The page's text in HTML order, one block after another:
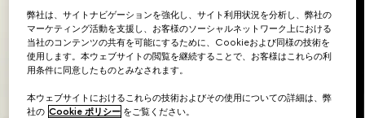
弊社は、サイトナビゲーションを強化し、サイト利用状況を分析し、弊社の
マーケティング活動を支援し、お客様のソーシャルネットワーク上における
当社のコンテンツの共有を可能にするために、Cookieおよび同様の技術を
使用します。本ウェブサイトの閲覧を継続することで、お客様はこれらの利
用条件に同意したものとみなされます。
本ウェブサイトにおけるこれらの技術およびその使用についての詳細は、弊
社の Cookie ポリシー をご覧ください。